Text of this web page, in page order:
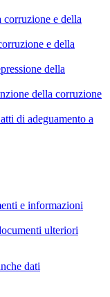
corruzione e della
e della
della
della corruzione
di adeguamento a
e informazioni
ulteriori
dati